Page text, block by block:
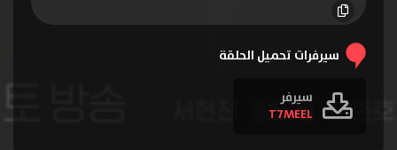
سيرفرات تحميل الحلقة
سيرفر
T7MEEL